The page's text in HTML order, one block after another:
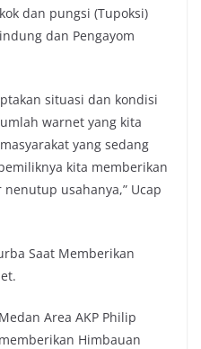
dan pungsi (Tupoksi)
dan Pengayom
situasi dan kondisi
warnet yang kita
yang sedang
kita memberikan
usahanya,” Ucap
Area AKP Philip
Himbauan